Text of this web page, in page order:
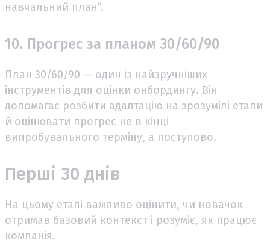
навчальний план”.
10. Прогрес за планом 30/60/90
План 30/60/90 — один із найзручніших
інструментів для оцінки онбордингу. Він
допомагає розбити адаптацію на зрозумілі етапи
й оцінювати прогрес не в кінці
випробувального терміну, а поступово.
Перші 30 днів
На цьому етапі важливо оцінити, чи новачок
отримав базовий контекст і розуміє, як працює
компанія.